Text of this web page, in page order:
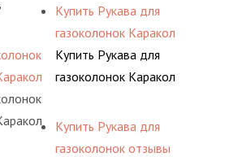
Купить Рукава для
газоколонок Каракол
Купить Рукава для
газоколонок Каракол
Купить Рукава для
газоколонок отзывы